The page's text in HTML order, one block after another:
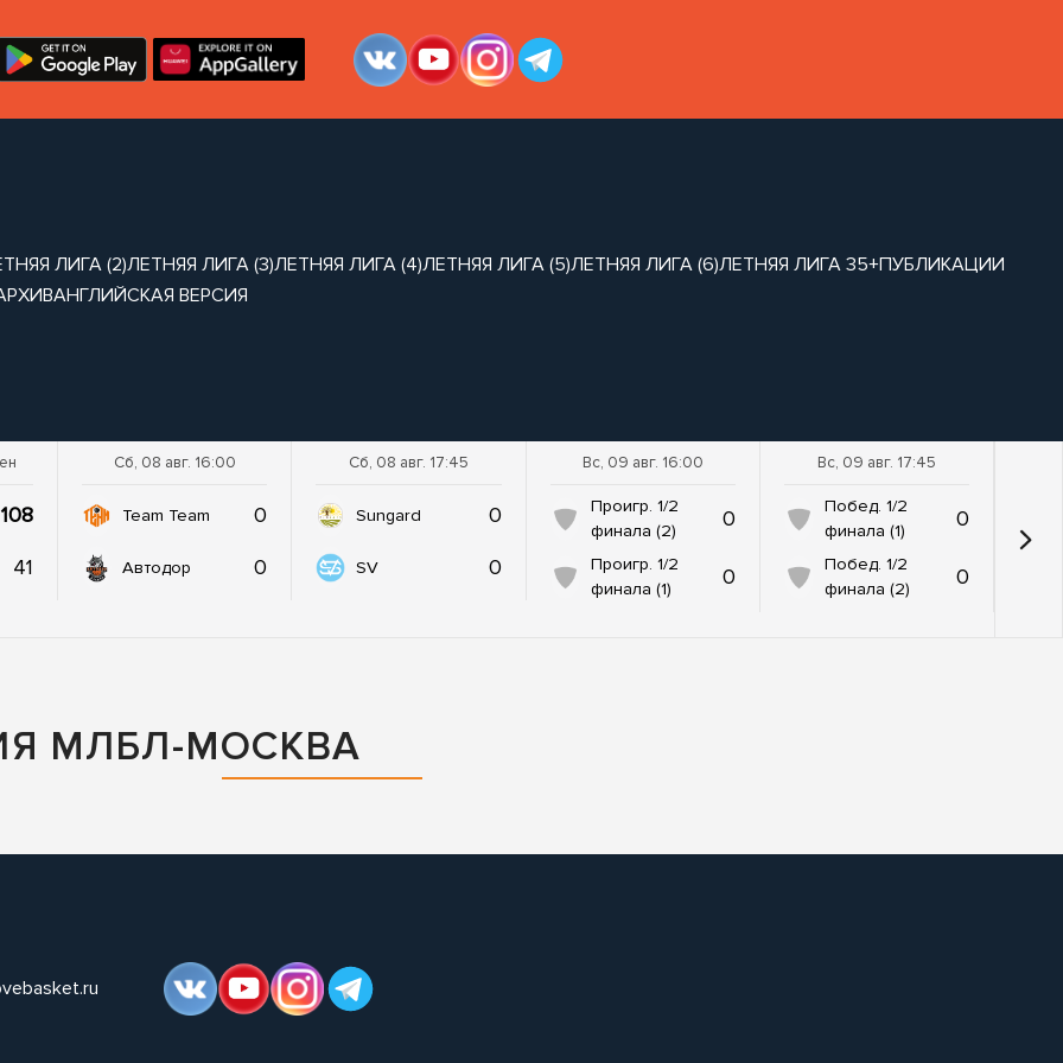
ЛИГА (2)ЛЕТНЯЯ ЛИГА (3)ЛЕТНЯЯ ЛИГА (4)ЛЕТНЯЯ ЛИГА (5)ЛЕТНЯЯ ЛИГА (6)ЛЕТНЯЯ ЛИГА 35+ПУБЛИКАЦИИ
АНГЛИЙСКАЯ ВЕРСИЯ
108
41
Сб, 08 авг. 16:00
Team Team 0
Автодор 0
Сб, 08 авг. 17:45
Sungard 0
SV 0
Вс, 09 авг. 16:00
Проигр. 1/2
финала (2)
0
Проигр. 1/2
финала (1)
0
Вс, 09 авг. 17:45
Побед. 1/2
финала (1)
0
Побед. 1/2
финала (2)
0
МЛБЛ-МОСКВА